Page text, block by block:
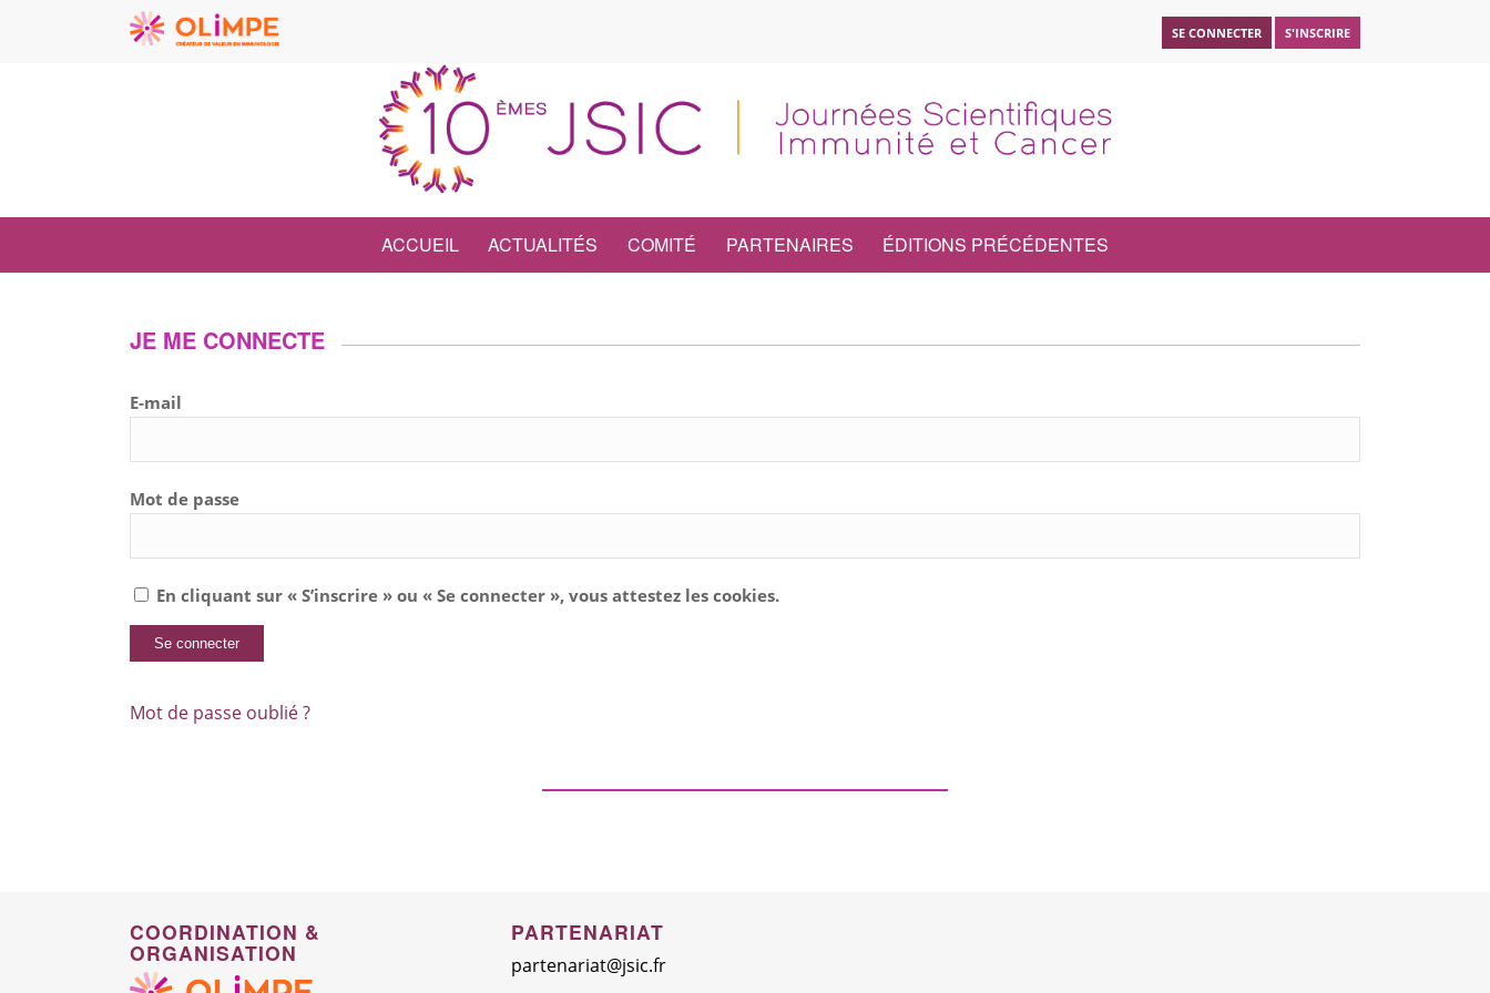
SE CONNECTER S'INSCRIRE
ACCUEIL ACTUALITÉS COMITÉ PARTENAIRES ÉDITIONS PRÉCÉDENTES
JE ME CONNECTE
E-mail
Mot de passe
En cliquant sur « S’inscrire » ou « Se connecter », vous attestez les cookies.
Mot de passe oublié ?
COORDINATION &
ORGANISATION
PARTENARIAT
partenariat@jsic.fr